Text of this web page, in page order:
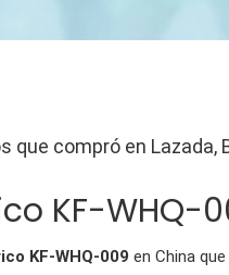
compró en Lazada,
KF-WHQ-
KF-WHQ-009 en China